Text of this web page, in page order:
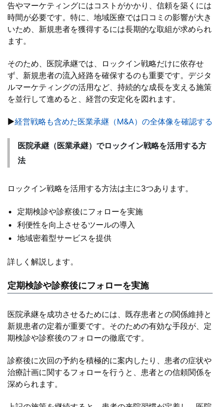
告やマーケティングにはコストがかかり、信頼を築くには
時間が必要です。特に、地域医療では口コミの影響が大き
いため、新規患者を獲得するには長期的な取組が求められ
ます。
そのため、医院承継では、ロックイン戦略だけに依存せ
ず、新規患者の流入経路を確保するのも重要です。デジタ
ルマーケティングの活用など、持続的な成長を支える施策
を並行して進めると、経営の安定化を図れます。
▶経営戦略も含めた医業承継（M&A）の全体像を確認する
医院承継（医業承継）でロックイン戦略を活用する方
法
ロックイン戦略を活用する方法は主に3つあります。
定期検診や診察後にフォローを実施
利便性を向上させるツールの導入
地域密着型サービスを提供
詳しく解説します。
定期検診や診察後にフォローを実施
医院承継を成功させるためには、既存患者との関係維持と
新規患者の定着が重要です。そのための有効な手段が、定
期検診や診察後のフォローの徹底です。
診察後に次回の予約を積極的に案内したり、患者の症状や
治療計画に関するフォローを行うと、患者との信頼関係を
深められます。